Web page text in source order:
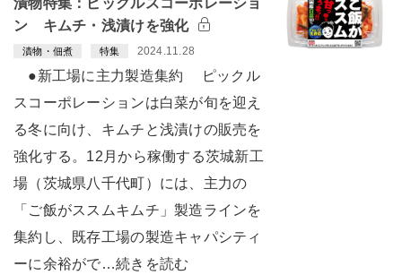
ン キムチ・浅漬けを強化
漬物・佃煮 特集 2024.11.28
●新工場に主力製造集約 ピックル
スコーポレーションは白菜が旬を迎え
る冬に向け、キムチと浅漬けの販売を
強化する。12月から稼働する茨城新工
場（茨城県八千代町）には、主力の
「ご飯がススムキムチ」製造ラインを
集約し、既存工場の製造キャパシティ
ーに余裕がで…続きを読む